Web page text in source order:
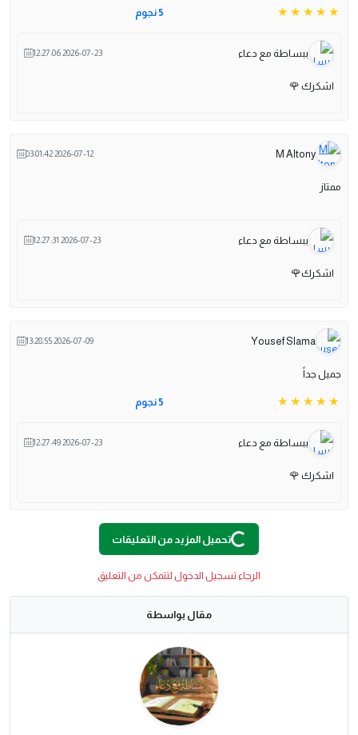
5 نجوم
ببساطة مع دعاء 2026-07-23 12:27:06
اشكرك 🌹
M Altony
2026-07-12 03:01:42
ممتاز
ببساطة مع دعاء 2026-07-23 12:27:31
اشكرك🌹
Yousef Slama
2026-07-09 13:28:55
جميل جداً
5 نجوم
ببساطة مع دعاء 2026-07-23 12:27:49
اشكرك 🌹
L
.
تحميل المزيد من التعليقات
الرجاء تسجيل الدخول لتتمكن من التعليق
مقال بواسطة